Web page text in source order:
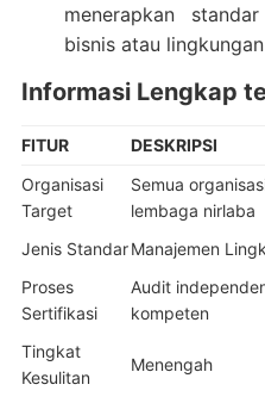
menerapkan
bisnis atau
Informasi Lengkap
FITUR
DESKRIPSI
Organisasi
Target
Semua
lembaga nirlaba
Jenis StandarManajemen
Proses
Sertifikasi
Audit
kompeten
Tingkat
Kesulitan
Menengah